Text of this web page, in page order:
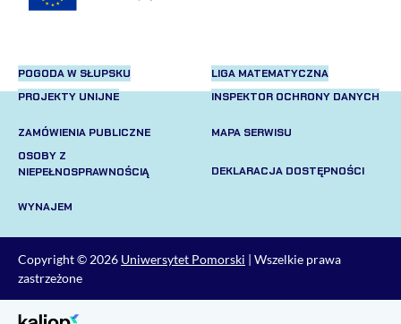
POGODA W SŁUPSKU
PROJEKTY UNIJNE
LIGA MATEMATYCZNA
INSPEKTOR OCHRONY DANYCH
ZAMÓWIENIA PUBLICZNE
OSOBY Z
NIEPEŁNOSPRAWNOŚCIĄ
MAPA SERWISU
DEKLARACJA DOSTĘPNOŚCI
WYNAJEM
Copyright © 2026 Uniwersytet Pomorski | Wszelkie prawa
zastrzeżone